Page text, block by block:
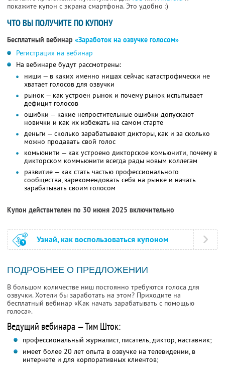
покажите купон с экрана смартфона. Это удобно :)
ЧТО ВЫ ПОЛУЧИТЕ ПО КУПОНУ
Бесплатный вебинар «Заработок на озвучке голосом»
Регистрация на вебинар
На вебинаре будут рассмотрены:
ниши — в каких именно нишах сейчас катастрофически не
хватает голосов для озвучки
рынок — как устроен рынок и почему рынок испытывает
дефицит голосов
ошибки — какие непростительные ошибки допускают
новички и как их избежать на самом старте
деньги — сколько зарабатывают дикторы, как и за сколько
можно продавать свой голос
комьюнити — как устроено дикторское комьюнити, почему в
дикторском коммьюнити всегда рады новым коллегам
развитие — как стать частью профессионального
сообщества, зарекомендовать себя на рынке и начать
зарабатывать своим голосом
Купон действителен по 30 июня 2025 включительно
Узнай, как воспользоваться купоном
ПОДРОБНЕЕ О ПРЕДЛОЖЕНИИ
В большом количестве ниш постоянно требуются голоса для
озвучки. Хотели бы заработать на этом? Приходите на
бесплатный вебинар «Как начать зарабатывать с помощью
голоса».
Ведущий вебинара — Тим Шток:
профессиональный журналист, писатель, диктор, наставник;
имеет более 20 лет опыта в озвучке на телевидении, в
интернете и для корпоративных клиентов;